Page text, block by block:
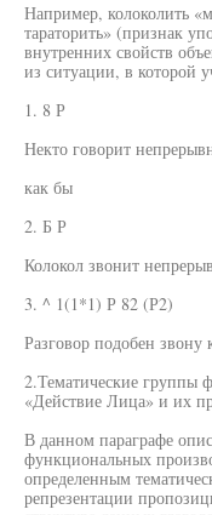
Например, колоколить
тараторить» (признак
внутренних свойств
из ситуации, в которой
1. 8 Р
Некто говорит
как бы
2. Б Р
Колокол звонит
3. ^ 1(1*1) Р 82 (Р2)
Разговор подобен звону
2.Тематические группы
«Действие Лица» и их
В данном параграфе
функциональных
определенным
репрезентации